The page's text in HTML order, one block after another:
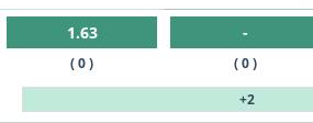
1.63
( 0 )
-
( 0 )
+2